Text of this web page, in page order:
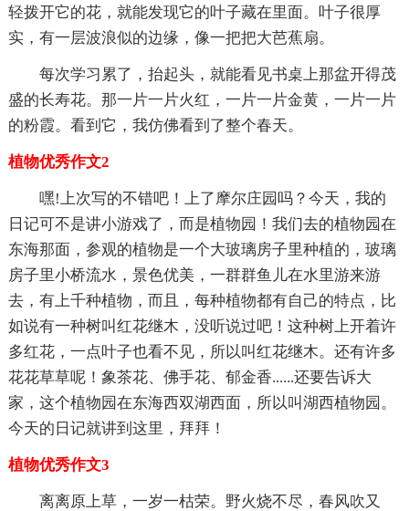
轻拨开它的花，就能发现它的叶子藏在里面。叶子很厚
实，有一层波浪似的边缘，像一把把大芭蕉扇。
每次学习累了，抬起头，就能看见书桌上那盆开得茂
盛的长寿花。那一片一片火红，一片一片金黄，一片一片
的粉霞。看到它，我仿佛看到了整个春天。
植物优秀作文2
嘿!上次写的不错吧！上了摩尔庄园吗？今天，我的
日记可不是讲小游戏了，而是植物园！我们去的植物园在
东海那面，参观的植物是一个大玻璃房子里种植的，玻璃
房子里小桥流水，景色优美，一群群鱼儿在水里游来游
去，有上千种植物，而且，每种植物都有自己的特点，比
如说有一种树叫红花继木，没听说过吧！这种树上开着许
多红花，一点叶子也看不见，所以叫红花继木。还有许多
花花草草呢！象茶花、佛手花、郁金香......还要告诉大
家，这个植物园在东海西双湖西面，所以叫湖西植物园。
今天的日记就讲到这里，拜拜！
植物优秀作文3
离离原上草，一岁一枯荣。野火烧不尽，春风吹又